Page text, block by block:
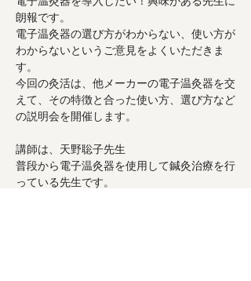
朗報です。
電子温灸器の選び方がわからない、使い方が
わからないというご意見をよくいただきま
す。
今回の灸活は、他メーカーの電子温灸器を交
えて、その特徴と合った使い方、選び方など
の説明会を開催します。
講師は、天野聡子先生
普段から電子温灸器を使用して鍼灸治療を行
っている先生です。